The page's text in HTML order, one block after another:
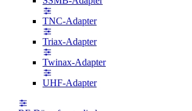
TNC-Adapter
Triax-Adapter
Twinax-Adapter
UHF-Adapter